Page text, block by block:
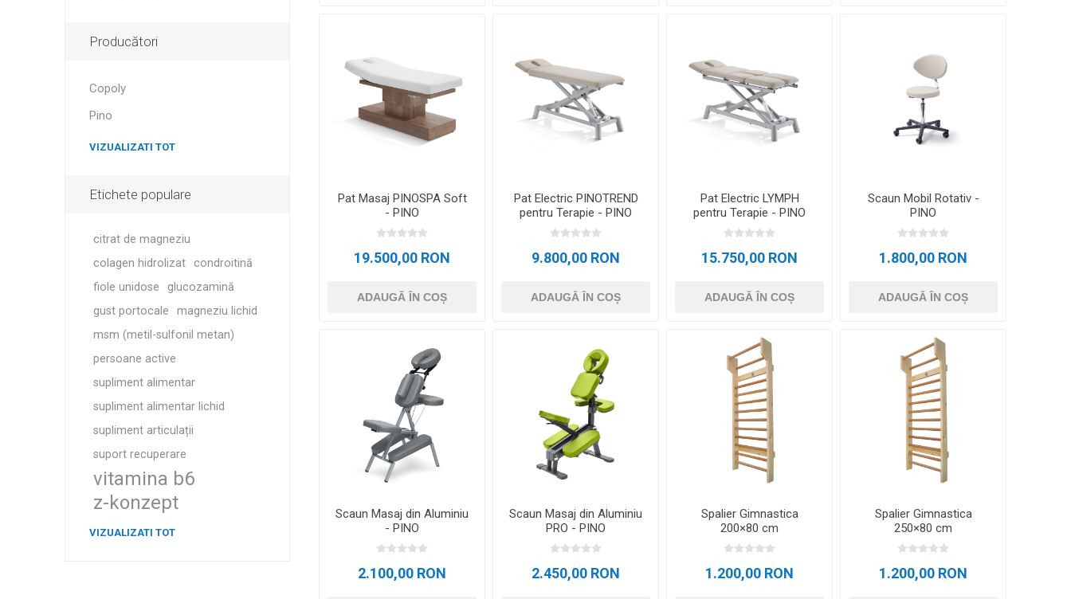
Pat Masaj PINOSPA Soft
- PINO
19.500,00 RON
ADAUGĂ ÎN COȘ
Pat Electric PINOTREND
pentru Terapie - PINO
9.800,00 RON
ADAUGĂ ÎN COȘ
Pat Electric LYMPH
pentru Terapie - PINO
15.750,00 RON
ADAUGĂ ÎN COȘ
Scaun Mobil Rotativ -
PINO
1.800,00 RON
ADAUGĂ ÎN COȘ
Scaun Masaj din Aluminiu
- PINO
2.100,00 RON
Scaun Masaj din Aluminiu
PRO - PINO
2.450,00 RON
Spalier Gimnastica
200×80 cm
1.200,00 RON
Spalier Gimnastica
250×80 cm
1.200,00 RON
Producători
Copoly
Pino
VIZUALIZATI TOT
Etichete populare
citrat de magneziu
colagen hidrolizat
condroitină
fiole unidose
glucozamină
gust portocale
magneziu lichid
msm (metil-sulfonil metan)
persoane active
supliment alimentar
supliment alimentar lichid
supliment articulații
suport recuperare
vitamina b6
z-konzept
VIZUALIZATI TOT